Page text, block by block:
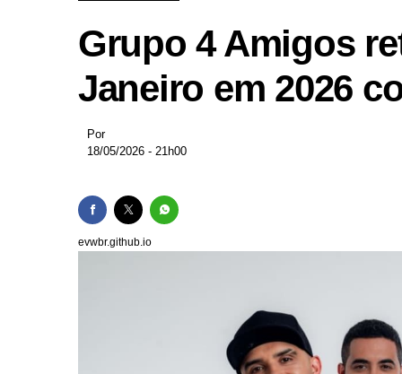
Crise financeira no
Governo do Rio
Aulas da rede
Grupo 4 Amigos
Janeiro em 2026
Por
18/05/2026 - 21h00
evwbr.github.io